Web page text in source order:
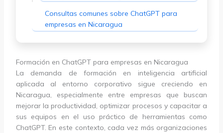
Consultas comunes sobre ChatGPT para
empresas en Nicaragua
Formación en ChatGPT para empresas en Nicaragua
La demanda de formación en inteligencia artificial
aplicada al entorno corporativo sigue creciendo en
Nicaragua, especialmente entre empresas que buscan
mejorar la productividad, optimizar procesos y capacitar a
sus equipos en el uso práctico de herramientas como
ChatGPT. En este contexto, cada vez más organizaciones